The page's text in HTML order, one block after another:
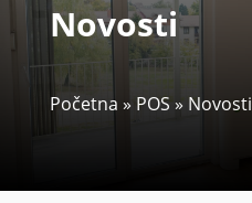
Novosti
Početna » POS » Novosti